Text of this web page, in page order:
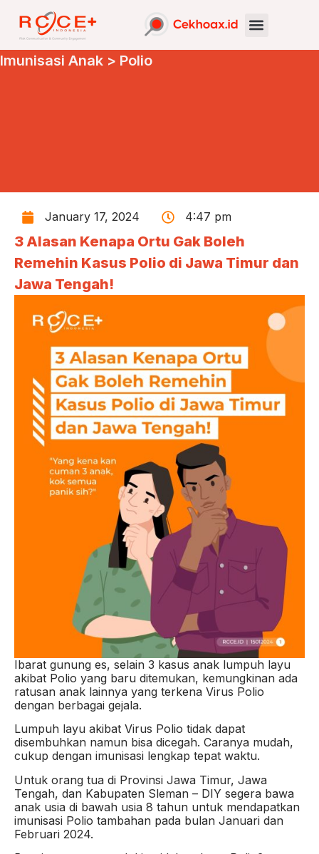
Imunisasi Anak > Polio
January 17, 2024 4:47 pm
3 Alasan Kenapa Ortu Gak Boleh
Remehin Kasus Polio di Jawa Timur dan
Jawa Tengah!
Ibarat gunung es, selain 3 kasus anak lumpuh layu
akibat Polio yang baru ditemukan, kemungkinan ada
ratusan anak lainnya yang terkena Virus Polio
dengan berbagai gejala.
Lumpuh layu akibat Virus Polio tidak dapat
disembuhkan namun bisa dicegah. Caranya mudah,
cukup dengan imunisasi lengkap tepat waktu.
Untuk orang tua di Provinsi Jawa Timur, Jawa
Tengah, dan Kabupaten Sleman – DIY segera bawa
anak usia di bawah usia 8 tahun untuk mendapatkan
imunisasi Polio tambahan pada bulan Januari dan
Februari 2024.